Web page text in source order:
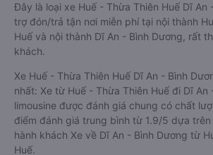
Đây là loại xe Huế - Thừa Thiên Huế Dĩ An
trợ đón/trả tận nơi miễn phí tại nội thành
Huế và nội thành Dĩ An - Bình Dương, rất
khách.
Xe Huế - Thừa Thiên Huế Dĩ An - Bình
nhất: Xe từ Huế - Thừa Thiên Huế đi Dĩ An
limousine được đánh giá chung có chất
điểm đánh giá trung bình từ 1.9/5 dựa trên
hành khách Xe về Dĩ An - Bình Dương từ
Huế.